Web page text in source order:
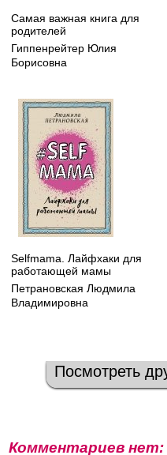
Самая важная книга для
родителей
Гиппенрейтер Юлия
Борисовна
Selfmama. Лайфхаки для
работающей мамы
Петрановская Людмила
Владимировна
Посмотреть
Комментариев нет: